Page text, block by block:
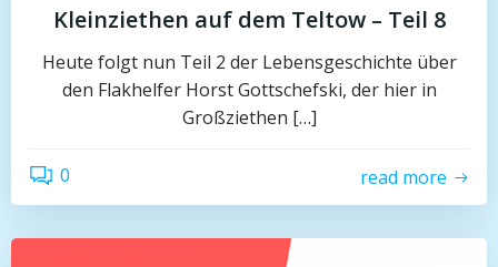
Kleinziethen auf dem Teltow – Teil 8
Heute folgt nun Teil 2 der Lebensgeschichte über
den Flakhelfer Horst Gottschefski, der hier in
Großziethen […]
0 read more